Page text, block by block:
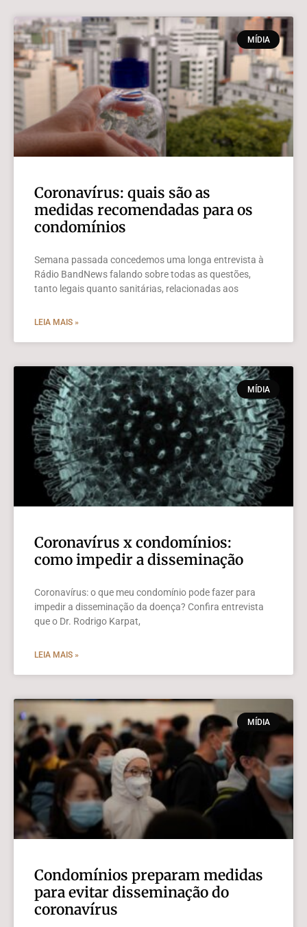
MÍDIA
Coronavírus: quais são as
medidas recomendadas para os
condomínios
Semana passada concedemos uma longa entrevista à
Rádio BandNews falando sobre todas as questões,
tanto legais quanto sanitárias, relacionadas aos
LEIA MAIS »
MÍDIA
Coronavírus x condomínios:
como impedir a disseminação
Coronavírus: o que meu condomínio pode fazer para
impedir a disseminação da doença? Confira entrevista
que o Dr. Rodrigo Karpat,
LEIA MAIS »
MÍDIA
Condomínios preparam medidas
para evitar disseminação do
coronavírus